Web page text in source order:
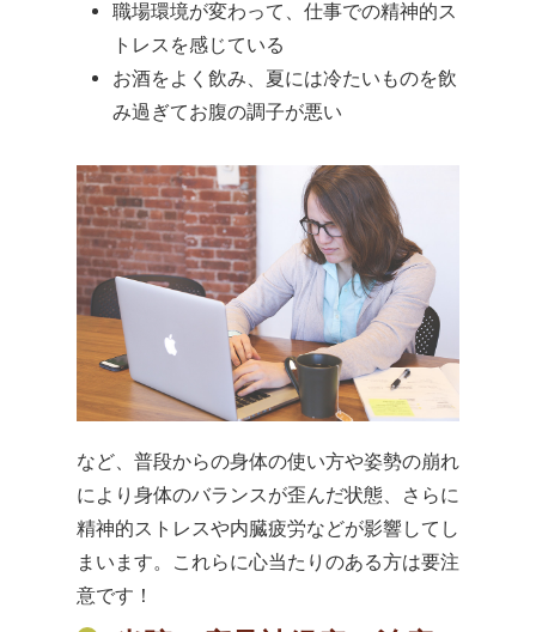
職場環境が変わって、仕事での精神的ス
トレスを感じている
お酒をよく飲み、夏には冷たいものを飲
み過ぎてお腹の調子が悪い
など、普段からの身体の使い方や姿勢の崩れ
により身体のバランスが歪んだ状態、さらに
精神的ストレスや内臓疲労などが影響してし
まいます。これらに心当たりのある方は要注
意です！